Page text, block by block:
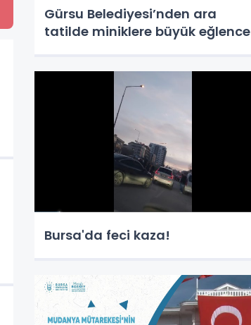
Gürsu Belediyesi’nden ara
tatilde miniklere büyük eğlence
Bursa'da feci kaza!